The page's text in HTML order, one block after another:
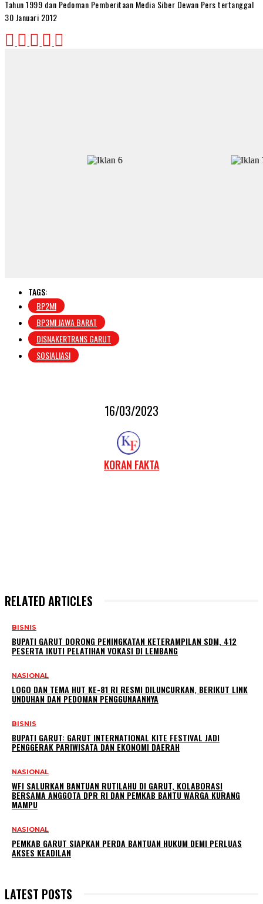
Tahun 1999 dan Pedoman Pemberitaan Media Siber Dewan Pers tertanggal
30 Januari 2012
TAGS:
BP2MI
BP3MI JAWA BARAT
DISNAKERTRANS GARUT
SOSIALIASI
16/03/2023
KORAN FAKTA
RELATED ARTICLES
BISNIS
BUPATI GARUT DORONG PENINGKATAN KETERAMPILAN SDM, 412
PESERTA IKUTI PELATIHAN VOKASI DI LEMBANG
NASIONAL
LOGO DAN TEMA HUT KE-81 RI RESMI DILUNCURKAN, BERIKUT LINK
UNDUHAN DAN PEDOMAN PENGGUNAANNYA
BISNIS
BUPATI GARUT: GARUT INTERNATIONAL KITE FESTIVAL JADI
PENGGERAK PARIWISATA DAN EKONOMI DAERAH
NASIONAL
WFI SALURKAN BANTUAN RUTILAHU DI GARUT, KOLABORASI
BERSAMA ANGGOTA DPR RI DAN PEMKAB BANTU WARGA KURANG
MAMPU
NASIONAL
PEMKAB GARUT SIAPKAN PERDA BANTUAN HUKUM DEMI PERLUAS
AKSES KEADILAN
LATEST POSTS